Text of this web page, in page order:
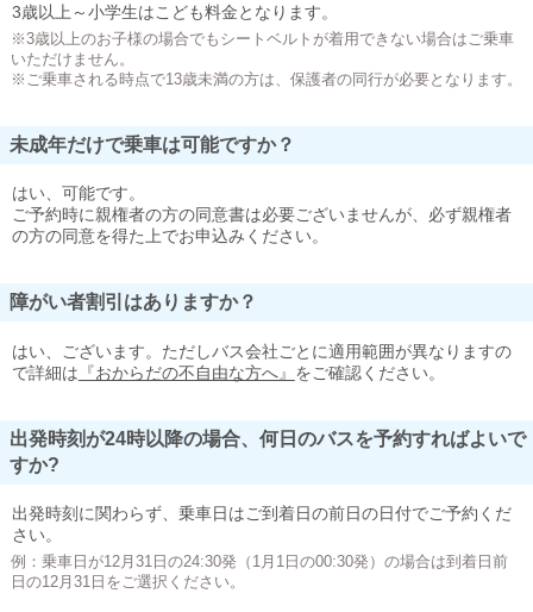
3歳以上～小学生はこども料金となります。
※3歳以上のお子様の場合でもシートベルトが着用できない場合はご乗車
いただけません。
※ご乗車される時点で13歳未満の方は、保護者の同行が必要となります。
未成年だけで乗車は可能ですか？
はい、可能です。
ご予約時に親権者の方の同意書は必要ございませんが、必ず親権者
の方の同意を得た上でお申込みください。
障がい者割引はありますか？
はい、ございます。ただしバス会社ごとに適用範囲が異なりますの
で詳細は 『おからだの不自由な方へ』 をご確認ください。
出発時刻が24時以降の場合、何日のバスを予約すればよいで
すか?
出発時刻に関わらず、乗車日はご到着日の前日の日付でご予約くだ
さい。
例：乗車日が12月31日の24:30発（1月1日の00:30発）の場合は到着日前
日の12月31日をご選択ください。